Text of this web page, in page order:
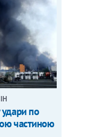
по
частиною